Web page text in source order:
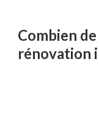
Combien
rénovation